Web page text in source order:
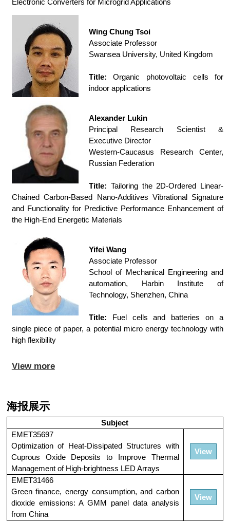
Wing Chung Tsoi
Associate Professor
Swansea University, United Kingdom
Title: Organic photovoltaic cells for
indoor applications
Alexander Lukin
Principal Research Scientist &
Executive Director
Western-Caucasus Research Center,
Russian Federation
Title: Tailoring the 2D-Ordered Linear-
Chained Carbon-Based Nano-Additives Vibrational Signature
and Functionality for Predictive Performance Enhancement of
the High-End Energetic Materials
Yifei Wang
Associate Professor
School of Mechanical Engineering and
automation, Harbin Institute of
Technology, Shenzhen, China
Title: Fuel cells and batteries on a
single piece of paper, a potential micro energy technology with
high flexibility
View more
海报展示
Subject
EMET35697
Optimization of Heat-Dissipated Structures with
Cuprous Oxide Deposits to Improve Thermal
Management of High-brightness LED Arrays
View
EMET31466
Green finance, energy consumption, and carbon
dioxide emissions: A GMM panel data analysis
from China
View